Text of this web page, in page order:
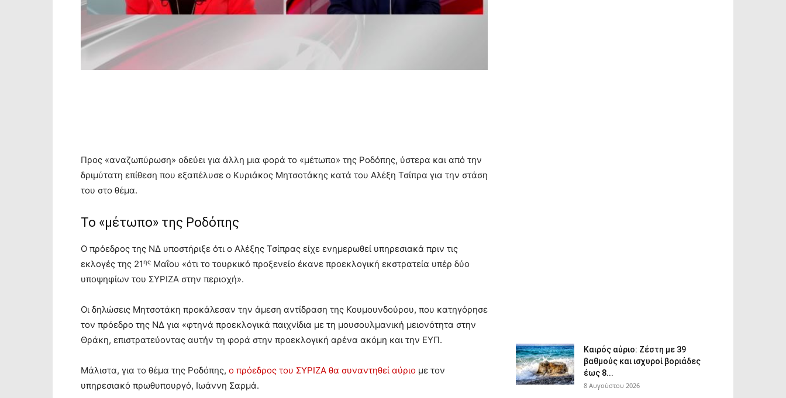
Προς «αναζωπύρωση» οδεύει για άλλη μια φορά το «μέτωπο» της Ροδόπης, ύστερα και από την
δριμύτατη επίθεση που εξαπέλυσε ο Κυριάκος Μητσοτάκης κατά του Αλέξη Τσίπρα για την στάση
του στο θέμα.
Το «μέτωπο» της Ροδόπης
Ο πρόεδρος της ΝΔ υποστήριξε ότι ο Αλέξης Τσίπρας είχε ενημερωθεί υπηρεσιακά πριν τις
εκλογές της 21ης Μαΐου «ότι το τουρκικό προξενείο έκανε προεκλογική εκστρατεία υπέρ δύο
υποψηφίων του ΣΥΡΙΖΑ στην περιοχή».
Οι δηλώσεις Μητσοτάκη προκάλεσαν την άμεση αντίδραση της Κουμουνδούρου, που κατηγόρησε
τον πρόεδρο της ΝΔ για «φτηνά προεκλογικά παιχνίδια με τη μουσουλμανική μειονότητα στην
Θράκη, επιστρατεύοντας αυτήν τη φορά στην προεκλογική αρένα ακόμη και την ΕΥΠ.
Μάλιστα, για το θέμα της Ροδόπης, ο πρόεδρος του ΣΥΡΙΖΑ θα συναντηθεί αύριο με τον
υπηρεσιακό πρωθυπουργό, Ιωάννη Σαρμά.
Καιρός αύριο: Ζέστη με 39
βαθμούς και ισχυροί βοριάδες
έως 8...
8 Αυγούστου 2026